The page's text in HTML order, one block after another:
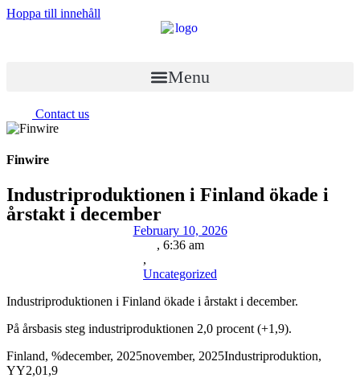
Hoppa till innehåll
Menu
Contact us
Finwire
Industriproduktionen i Finland ökade i
årstakt i december
February 10, 2026
, 6:36 am
,
Uncategorized
Industriproduktionen i Finland ökade i årstakt i december.
På årsbasis steg industriproduktionen 2,0 procent (+1,9).
Finland, %december, 2025november, 2025Industriproduktion,
YY2,01,9